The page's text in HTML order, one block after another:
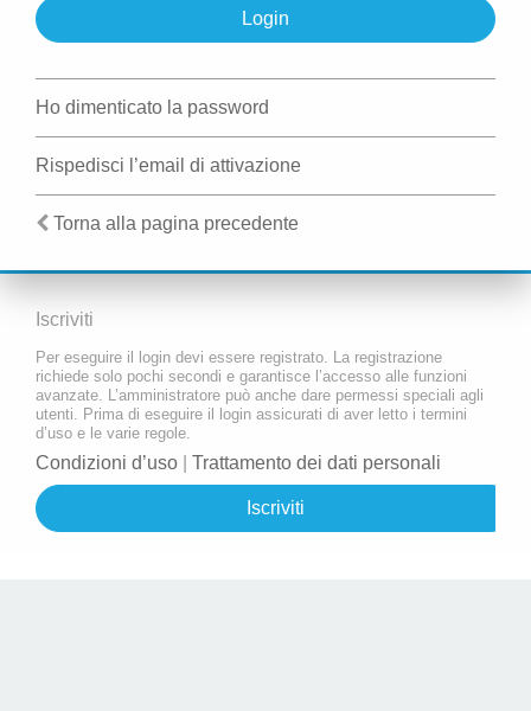
Ho dimenticato la password
Rispedisci l’email di attivazione
Torna alla pagina precedente
Iscriviti
Per eseguire il login devi essere registrato. La registrazione
richiede solo pochi secondi e garantisce l’accesso alle funzioni
avanzate. L’amministratore può anche dare permessi speciali agli
utenti. Prima di eseguire il login assicurati di aver letto i termini
d’uso e le varie regole.
Condizioni d’uso Trattamento dei dati personali
Iscriviti